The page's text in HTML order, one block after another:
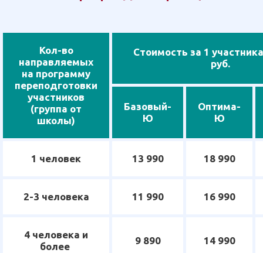
Кол-во
направляемых
на программу
переподготовки
участников
(группа от
школы)
Стоимость за 1
руб.
Базовый-
Ю
Оптима-
Ю
1 человек 13 990 18 990
2-3 человека 11 990 16 990
4 человека и
более
9 890 14 990